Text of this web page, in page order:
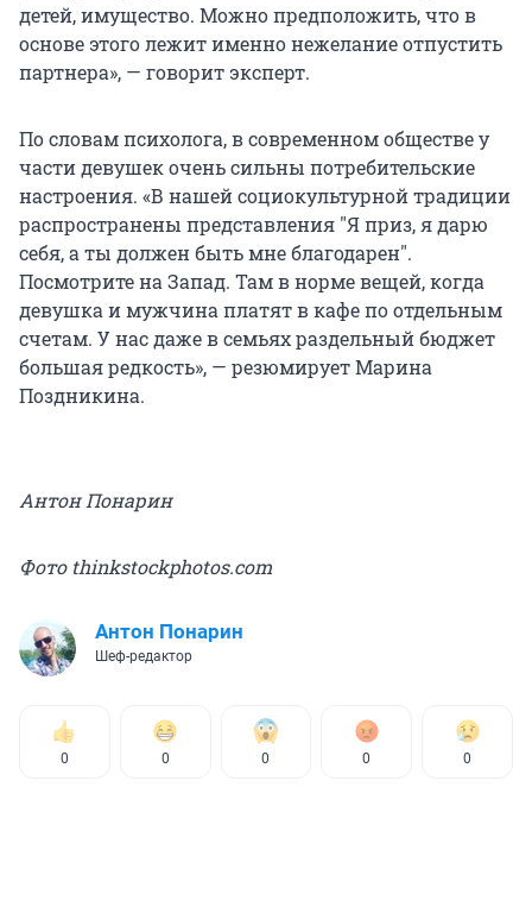
детей, имущество. Можно предположить, что в
основе этого лежит именно нежелание отпустить
партнера», — говорит эксперт.
По словам психолога, в современном обществе у
части девушек очень сильны потребительские
настроения. «В нашей социокультурной традиции
распространены представления "Я приз, я дарю
себя, а ты должен быть мне благодарен".
Посмотрите на Запад. Там в норме вещей, когда
девушка и мужчина платят в кафе по отдельным
счетам. У нас даже в семьях раздельный бюджет
большая редкость», — резюмирует Марина
Поздникина.
Антон Понарин
Фото thinkstockphotos.com
Антон Понарин
Шеф-редактор
0 0 0 0 0